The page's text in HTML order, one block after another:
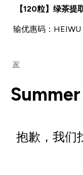
【120粒】绿茶提
输优惠码：HEIWU
家
Summer
抱歉，我们